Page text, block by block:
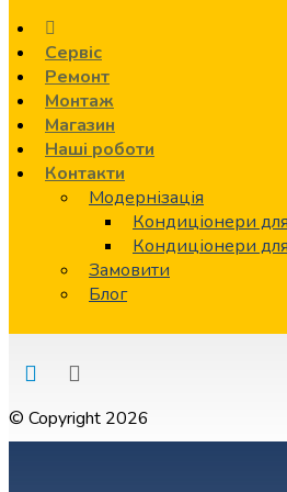
Сервіс
Ремонт
Монтаж
Магазин
Наші роботи
Контакти
Модернізація
Кондиціонери
Кондиціонери
Замовити
Блог
© Copyright 2026